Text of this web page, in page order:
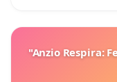
"Anzio Respira: